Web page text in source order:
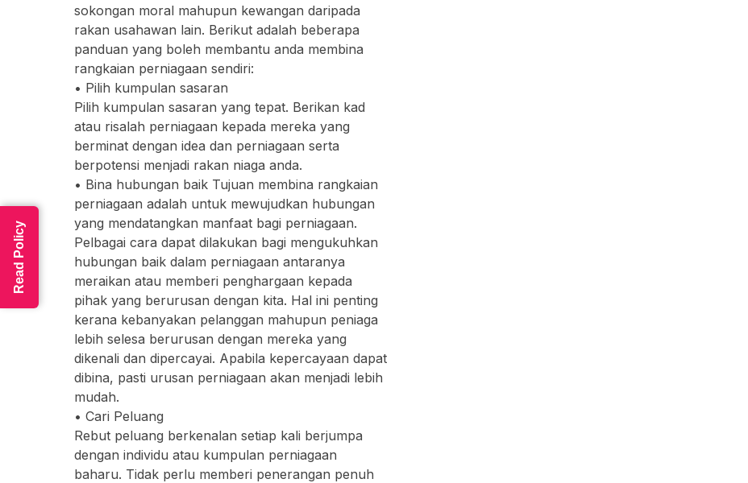
sokongan moral mahupun kewangan daripada
rakan usahawan lain. Berikut adalah beberapa
panduan yang boleh membantu anda membina
rangkaian perniagaan sendiri:
• Pilih kumpulan sasaran
Pilih kumpulan sasaran yang tepat. Berikan kad
atau risalah perniagaan kepada mereka yang
berminat dengan idea dan perniagaan serta
berpotensi menjadi rakan niaga anda.
• Bina hubungan baik Tujuan membina rangkaian
perniagaan adalah untuk mewujudkan hubungan
yang mendatangkan manfaat bagi perniagaan.
Pelbagai cara dapat dilakukan bagi mengukuhkan
hubungan baik dalam perniagaan antaranya
meraikan atau memberi penghargaan kepada
pihak yang berurusan dengan kita. Hal ini penting
kerana kebanyakan pelanggan mahupun peniaga
lebih selesa berurusan dengan mereka yang
dikenali dan dipercayai. Apabila kepercayaan dapat
dibina, pasti urusan perniagaan akan menjadi lebih
mudah.
• Cari Peluang
Rebut peluang berkenalan setiap kali berjumpa
dengan individu atau kumpulan perniagaan
baharu. Tidak perlu memberi penerangan penuh
Read Policy